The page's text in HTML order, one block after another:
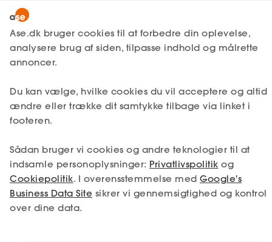
Ase Selvstændig
Lønmodtager
Fagforening
Lønsikring
Få svar
Medlemsfordele
Selvstændig
Lønmodtager Om ase Politiske analyser
forsvandt med restriktioner
og tvangslukninger
21.04.2022
Corona og de mange nedlukninger kan føles som
fortid, men for mange selvstændige mærkes
efterdønningerne stadig. Selvstændige
erhvervsdrivende, der er nødsaget til at lukke og gå
Ase.dk bruger cookies til at forbedre din oplevelse,
analysere brug af siden, tilpasse indhold og målrette
annoncer.
Du kan vælge, hvilke cookies du vil acceptere og altid
ændre eller trække dit samtykke tilbage via linket i
footeren.
Sådan bruger vi cookies og andre teknologier til at
indsamle personoplysninger: Privatlivspolitik og
Cookiepolitik. I overensstemmelse med Google's
Business Data Site sikrer vi gennemsigtighed og kontrol
over dine data.